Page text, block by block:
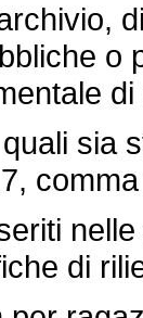
o
sia
nelle
di